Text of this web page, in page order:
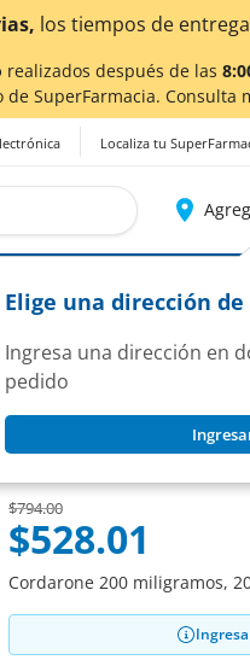
entregapodrían verse
realizados después de las
de SuperFarmacia. Consulta
Localiza tu
Elige una dirección
Ingresa una dirección en
pedido
CORDARONE
Cordarone 200 mg,
Price reduced from
$794.00to
$528.01
Cordarone 200 miligramos,